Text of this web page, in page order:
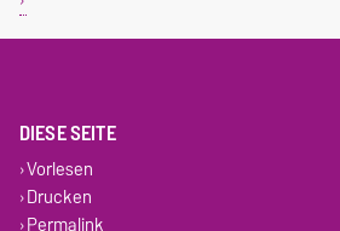
DIESE SEITE
Vorlesen
Drucken
Permalink